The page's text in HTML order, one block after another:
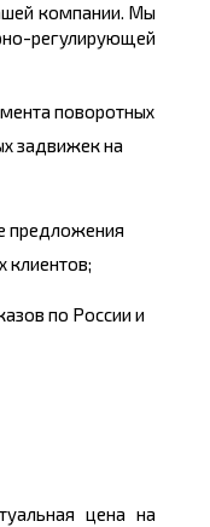
компании. Мы
регулирующей
поворотных
задвижек на
предложения
клиентов;
по России и
цена на